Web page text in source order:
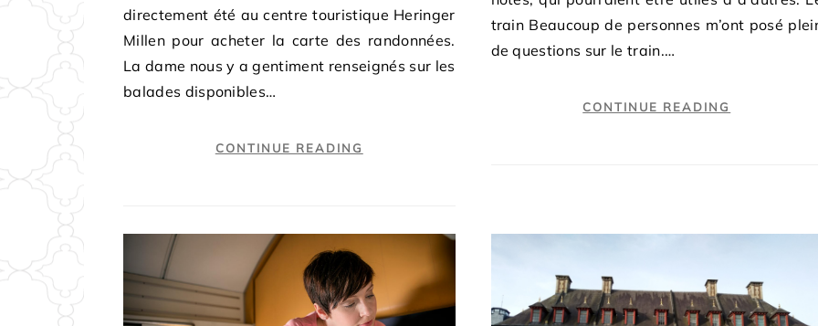
directement été au centre touristique Heringer
Millen pour acheter la carte des randonnées.
La dame nous y a gentiment renseignés sur les
balades disponibles…
CONTINUE READING
train Beaucoup de personnes m’ont posé
de questions sur le train.…
CONTINUE READING